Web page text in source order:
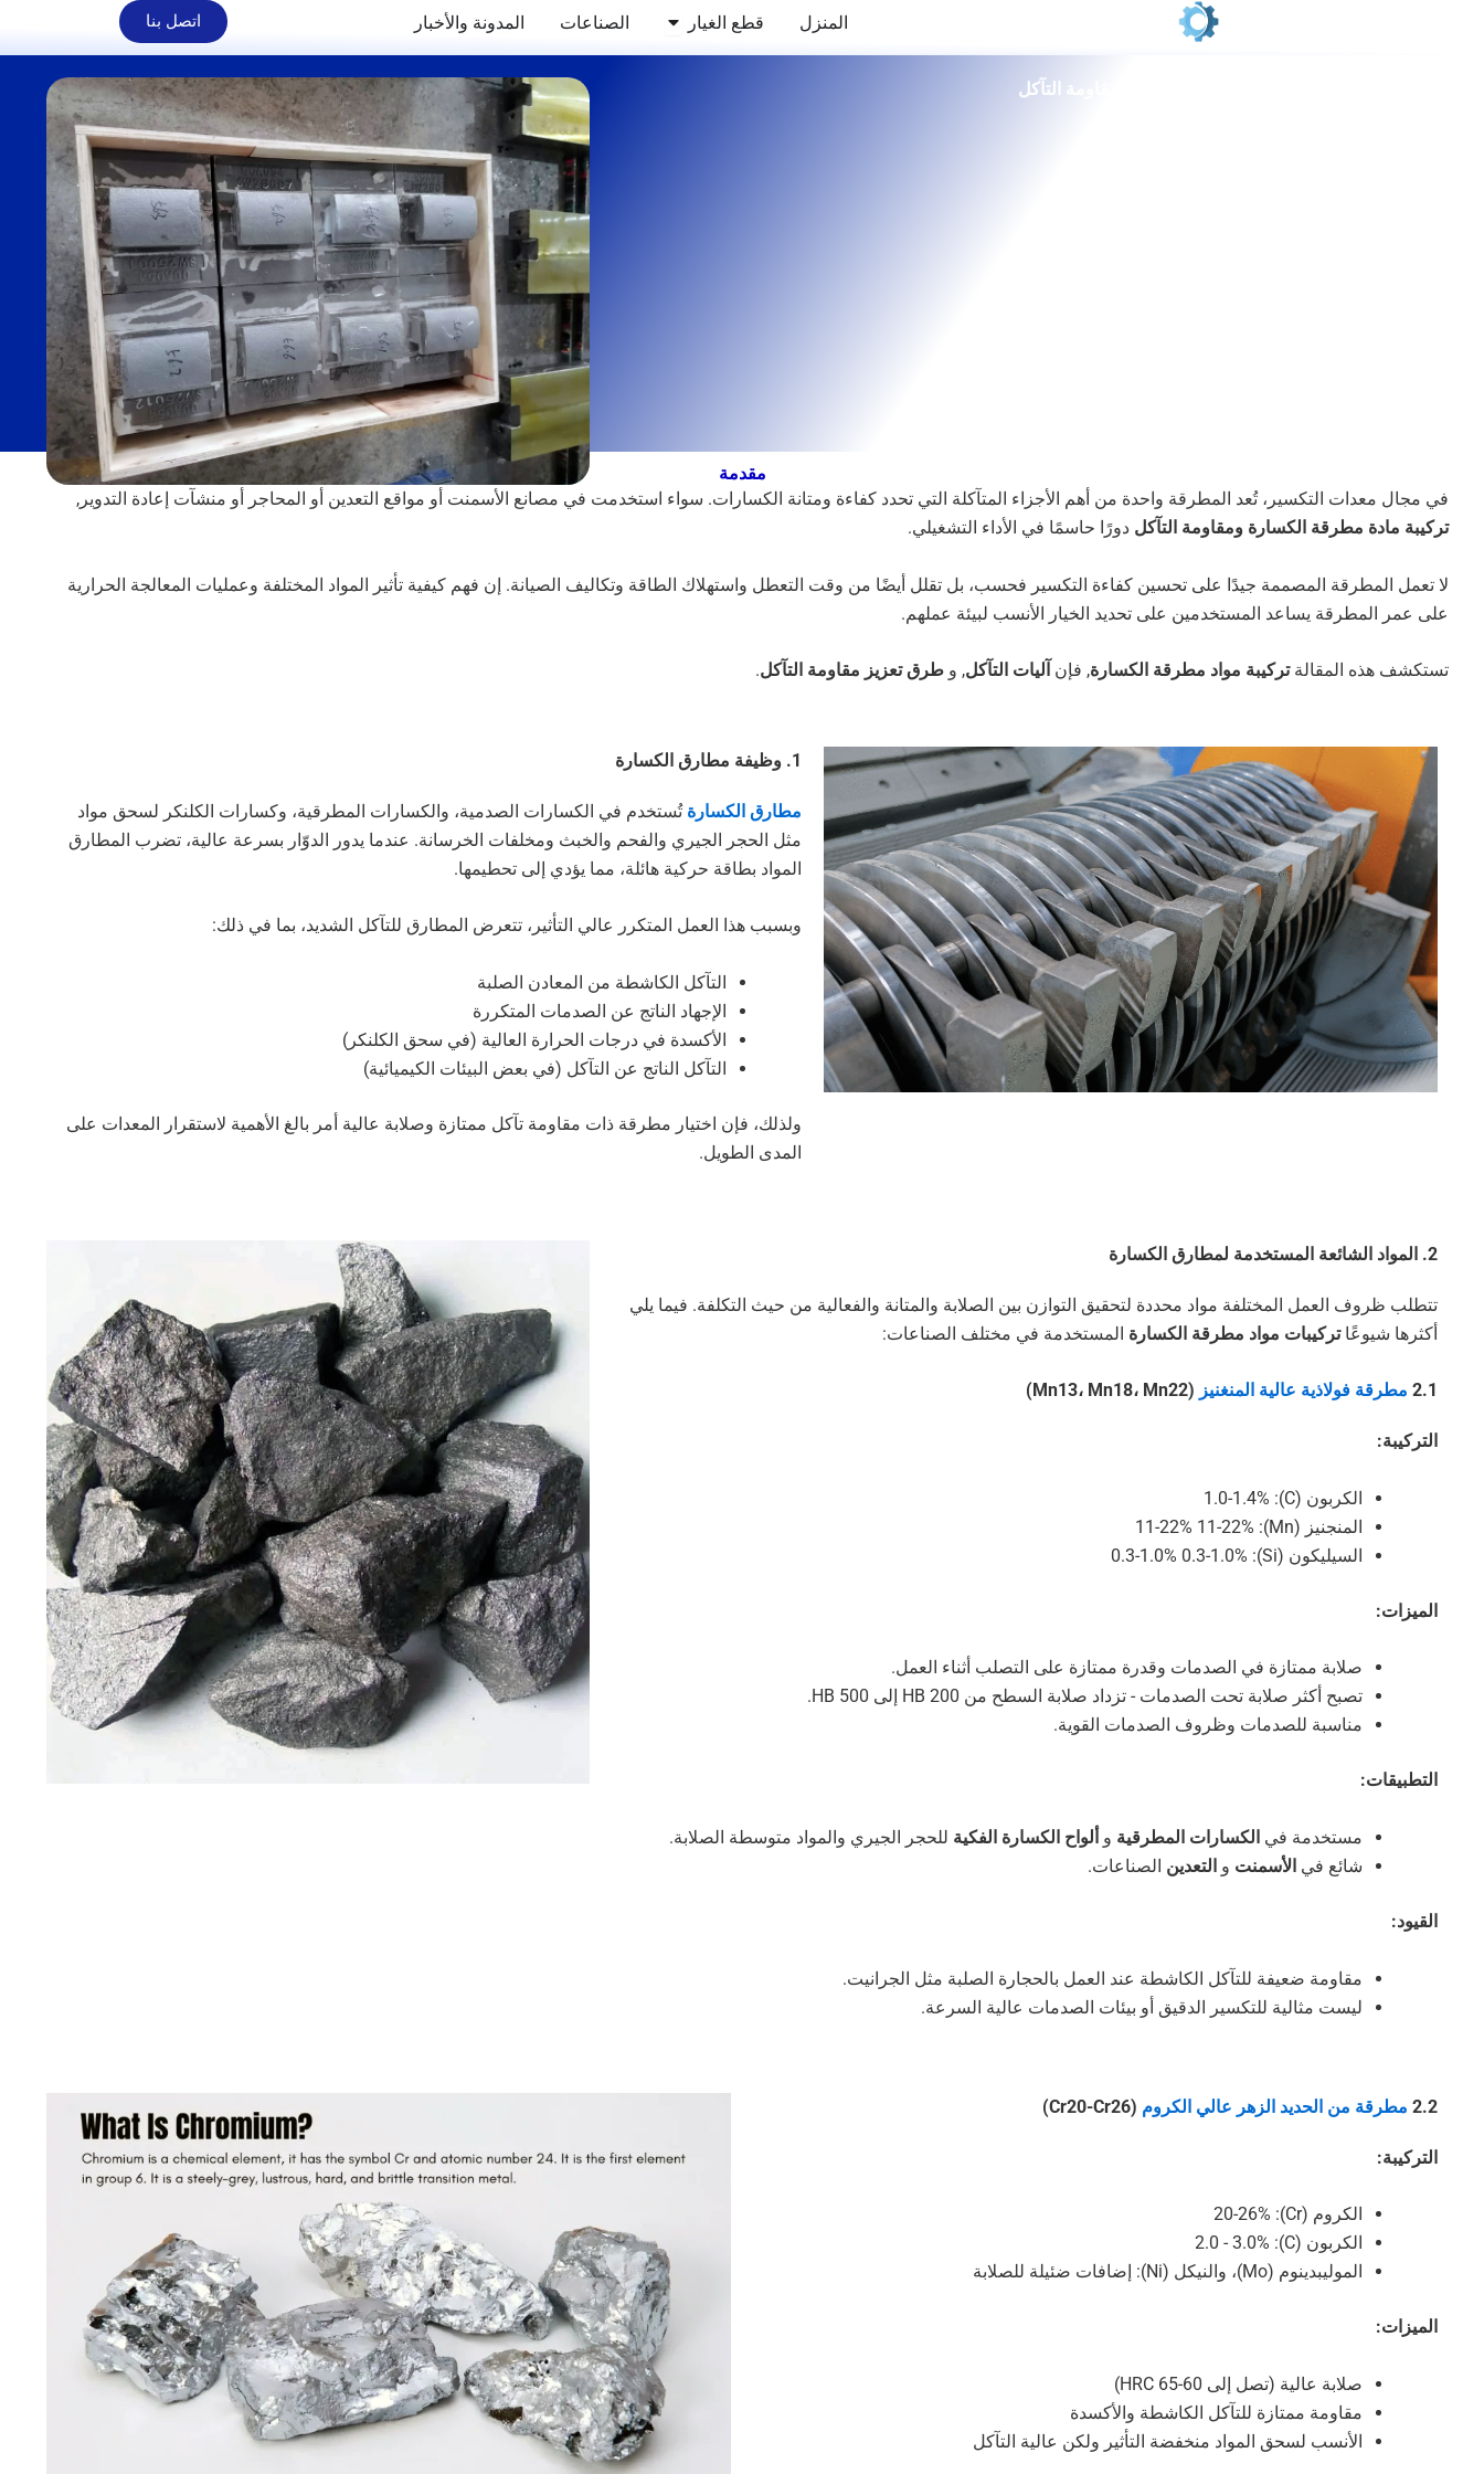
المنزل قطع الغيار Abierto WEAR PARTS
الصناعات المدونة والأخبار اتصل بنا
أفضل تركيب لمواد مطرقة الكسارة لمقاومة التآكل
مقدمة
في مجال معدات التكسير، تُعد المطرقة واحدة من أهم الأجزاء المتآكلة التي تحدد كفاءة ومتانة الكسارات. سواء استخدمت في مصانع الأسمنت أو مواقع التعدين أو المحاجر أو منشآت إعادة التدوير,
تركيبة مادة مطرقة الكسارة ومقاومة التآكل دورًا حاسمًا في الأداء التشغيلي.
لا تعمل المطرقة المصممة جيدًا على تحسين كفاءة التكسير فحسب، بل تقلل أيضًا من وقت التعطل واستهلاك الطاقة وتكاليف الصيانة. إن فهم كيفية تأثير المواد المختلفة وعمليات المعالجة الحرارية
على عمر المطرقة يساعد المستخدمين على تحديد الخيار الأنسب لبيئة عملهم.
تستكشف هذه المقالةتركيبة مواد مطرقة الكسارة, فإن آليات التآكل, و طرق تعزيز مقاومة التآكل.
1. وظيفة مطارق الكسارة
مطارق الكسارة تُستخدم في الكسارات الصدمية، والكسارات المطرقية، وكسارات الكلنكر لسحق مواد
مثل الحجر الجيري والفحم والخبث ومخلفات الخرسانة. عندما يدور الدوّار بسرعة عالية، تضرب المطارق
المواد بطاقة حركية هائلة، مما يؤدي إلى تحطيمها.
وبسبب هذا العمل المتكرر عالي التأثير، تتعرض المطارق للتآكل الشديد، بما في ذلك:
التآكل الكاشطة من المعادن الصلبة
الإجهاد الناتج عن الصدمات المتكررة
الأكسدة في درجات الحرارة العالية (في سحق الكلنكر)
التآكل الناتج عن التآكل (في بعض البيئات الكيميائية)
ولذلك، فإن اختيار مطرقة ذات مقاومة تآكل ممتازة وصلابة عالية أمر بالغ الأهمية لاستقرار المعدات على
المدى الطويل.
2. المواد الشائعة المستخدمة لمطارق الكسارة
تتطلب ظروف العمل المختلفة مواد محددة لتحقيق التوازن بين الصلابة والمتانة والفعالية من حيث التكلفة. فيما يلي
أكثرها شيوعًاتركيبات مواد مطرقة الكسارة المستخدمة في مختلف الصناعات:
2.1 مطرقة فولاذية عالية المنغنيز (Mn13، Mn18، Mn22)
التركيبة:
الكربون (C): 1.0-1.4%
المنجنيز (Mn): 11-22% 11-22%
السيليكون (Si): 0.3-1.0% 0.3-1.0%
الميزات:
صلابة ممتازة في الصدمات وقدرة ممتازة على التصلب أثناء العمل.
تصبح أكثر صلابة تحت الصدمات - تزداد صلابة السطح من 200 HB إلى 500 HB.
مناسبة للصدمات وظروف الصدمات القوية.
التطبيقات:
مستخدمة في الكسارات المطرقية و ألواح الكسارة الفكية للحجر الجيري والمواد متوسطة الصلابة.
شائع في الأسمنت و التعدين الصناعات.
القيود:
مقاومة ضعيفة للتآكل الكاشطة عند العمل بالحجارة الصلبة مثل الجرانيت.
ليست مثالية للتكسير الدقيق أو بيئات الصدمات عالية السرعة.
2.2 مطرقة من الحديد الزهر عالي الكروم (Cr20-Cr26)
التركيبة:
الكروم (Cr): 20-26%
الكربون (C): 2.0 - 3.0%
الموليبدينوم (Mo)، والنيكل (Ni): إضافات ضئيلة للصلابة
الميزات:
صلابة عالية (تصل إلى 60-65 HRC)
مقاومة ممتازة للتآكل الكاشطة والأكسدة
الأنسب لسحق المواد منخفضة التأثير ولكن عالية التآكل